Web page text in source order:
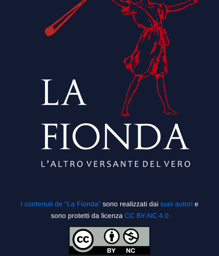
I contenuti de “La Fionda” sono realizzati dai suoi autori e
sono protetti da licenza CC BY-NC 4.0